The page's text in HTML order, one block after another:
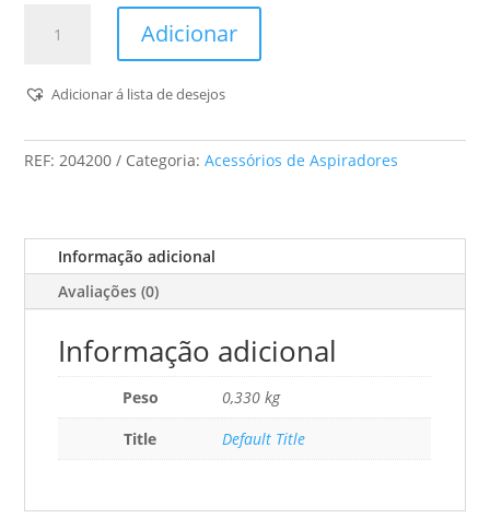
Principal
Ct
Mini/Midi-
Adicionar
Adicionar á lista de desejos
REF: 204200 Categoria:Acessórios de Aspiradores
Informação adicional
Avaliações (0)
Informação adicional
Peso
0,330 kg
Title
Default Title